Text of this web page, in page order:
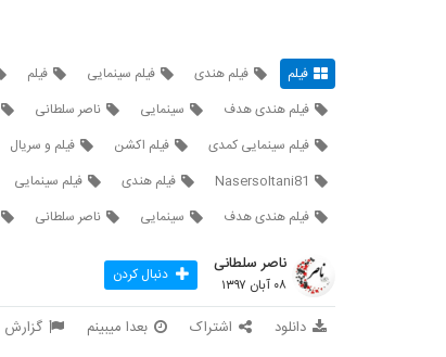
فیلم فیلم هندی فیلم سینمایی فیلم
فیلم هندی هدف
سینمایی ناصر سلطانی
فیلم سینمایی کمدی
فیلم اکشن فیلم و سریال
Nasersoltani81
فیلم هندی فیلم سینمایی
فیلم هندی هدف
سینمایی ناصر سلطانی
ناصر سلطانی
۰۸ آبان ۱۳۹۷ دنبال کردن
دانلود اشتراک بعدا میبینم گزارش